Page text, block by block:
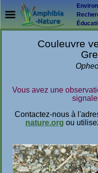
Couleuvre
Vous avez une
Contactez-nous à
nature.org ou